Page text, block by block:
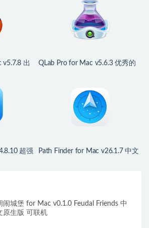
v5.7.8 出
QLab Pro for Mac v5.6.3 优秀的
超强
Path Finder for Mac v26.1.7 中文
闹城堡 for Mac v0.1.0 Feudal Friends 中
原生版 可联机